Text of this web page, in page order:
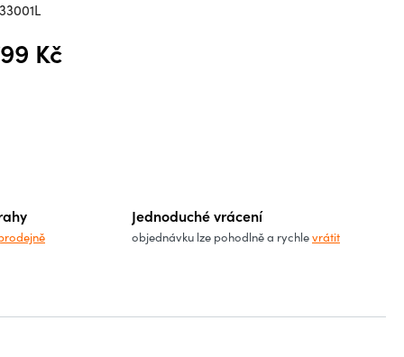
Kč
Jednoduché vrácení
objednávku lze pohodlně a rychlevrátit